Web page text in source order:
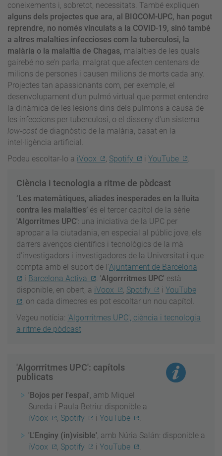
coneixements i, sobretot, necessitats. També expliquen
alguns dels projectes que ara, al BIOCOM-UPC, han pogut
reprendre, no només vinculats a la COVID-19, sinó també
a altres malalties infeccioses com la tuberculosi, la
malària o la malaltia de Chagas, malalties de les quals
gairebé no se’n parla, malgrat que afecten centenars de
milions de persones i causen milions de morts cada any.
Projectes tan apassionants com, per exemple, el
desenvolupament d’un pulmó virtual que permet entendre
la dinàmica de les lesions dins dels pulmons a causa de
les infeccions per tuberculosi, o el disseny d'un sistema
low-cost de diagnòstic de la malària, basat en la
intel·ligència artificial.
Podeu escoltar-lo a iVoox , Spotify i YouTube .
Ciència i tecnologia a ritme de pòdcast
‘Les matemàtiques, aliades inesperades en la lluita
contra les malalties’ és el tercer capítol de la sèrie
'Algorritmes UPC': una iniciativa de la UPC per
apropar a la ciutadania, en especial al públic jove, els
darrers avenços científics i tecnològics de la mà
d'investigadors i investigadores de la Universitat i que
compta amb el suport de l'Ajuntament de Barcelona
i Barcelona Activa . 'Algorrritmes UPC' està
disponible, en obert, a iVoox , Spotify i YouTube
, on cada dimecres es pot escoltar un nou capítol.
Vegeu notícia: 'Algorrritmes UPC', ciència i tecnologia
a ritme de pòdcast
'Algorrritmes UPC': capítols
publicats
'Bojos per l'espai', amb Miquel
Sureda i Paula Betriu: disponible a
iVoox
, Spotify i YouTube
.
'L'Enginy (in)visible', amb Núria Salán: disponible a
iVoox
, Spotify i YouTube .